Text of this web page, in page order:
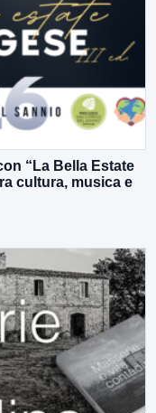
“La Bella Estate
cultura, musica e